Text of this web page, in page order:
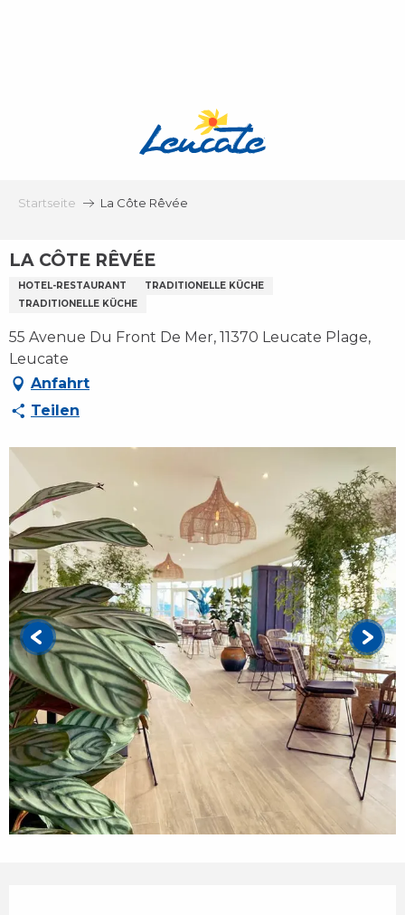
Startseite La Côte Rêvée
LA CÔTE RÊVÉE
HOTEL-RESTAURANT
TRADITIONELLE KÜCHE
TRADITIONELLE KÜCHE
55 Avenue Du Front De Mer, 11370 Leucate Plage,
Leucate
Anfahrt
Teilen